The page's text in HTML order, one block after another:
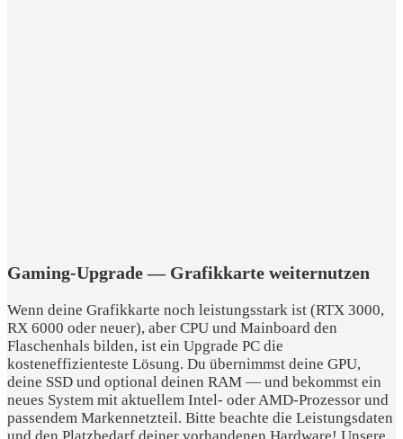
Gaming-Upgrade — Grafikkarte weiternutzen
Wenn deine Grafikkarte noch leistungsstark ist (RTX 3000,
RX 6000 oder neuer), aber CPU und Mainboard den
Flaschenhals bilden, ist ein Upgrade PC die
kosteneffizienteste Lösung. Du übernimmst deine GPU,
deine SSD und optional deinen RAM — und bekommst ein
neues System mit aktuellem Intel- oder AMD-Prozessor und
passendem Markennetzteil. Bitte beachte die Leistungsdaten
und den Platzbedarf deiner vorhandenen Hardware! Unsere